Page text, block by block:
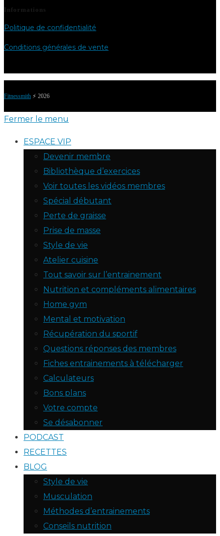
Informations
Politique de confidentialité
Conditions générales de vente
Fitnessmith ⚡️ 2026
Fermer le menu
ESPACE VIP
Devenir membre
Bibliothèque d’exercices
Voir toutes les vidéos membres
Spécial débutant
Perte de graisse
Prise de masse
Style de vie
Atelier cuisine
Tout savoir sur l’entrainement
Nutrition et compléments alimentaires
Home gym
Mental et motivation
Récupération du sportif
Questions réponses des membres
Fiches entrainements à télécharger
Calculateurs
Bons plans
Votre compte
Se désabonner
PODCAST
RECETTES
BLOG
Style de vie
Musculation
Méthodes d’entrainements
Conseils nutrition